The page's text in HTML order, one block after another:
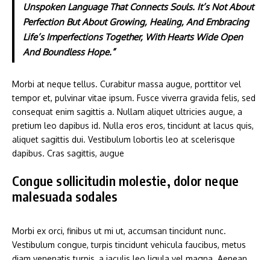
Unspoken Language That Connects Souls. It’s Not About
Perfection But About Growing, Healing, And Embracing
Life’s Imperfections Together, With Hearts Wide Open
And Boundless Hope.”
Morbi at neque tellus. Curabitur massa augue, porttitor vel
tempor et, pulvinar vitae ipsum. Fusce viverra gravida felis, sed
consequat enim sagittis a. Nullam aliquet ultricies augue, a
pretium leo dapibus id. Nulla eros eros, tincidunt at lacus quis,
aliquet sagittis dui. Vestibulum lobortis leo at scelerisque
dapibus. Cras sagittis, augue
Congue sollicitudin molestie, dolor neque
malesuada sodales
Morbi ex orci, finibus ut mi ut, accumsan tincidunt nunc.
Vestibulum congue, turpis tincidunt vehicula faucibus, metus